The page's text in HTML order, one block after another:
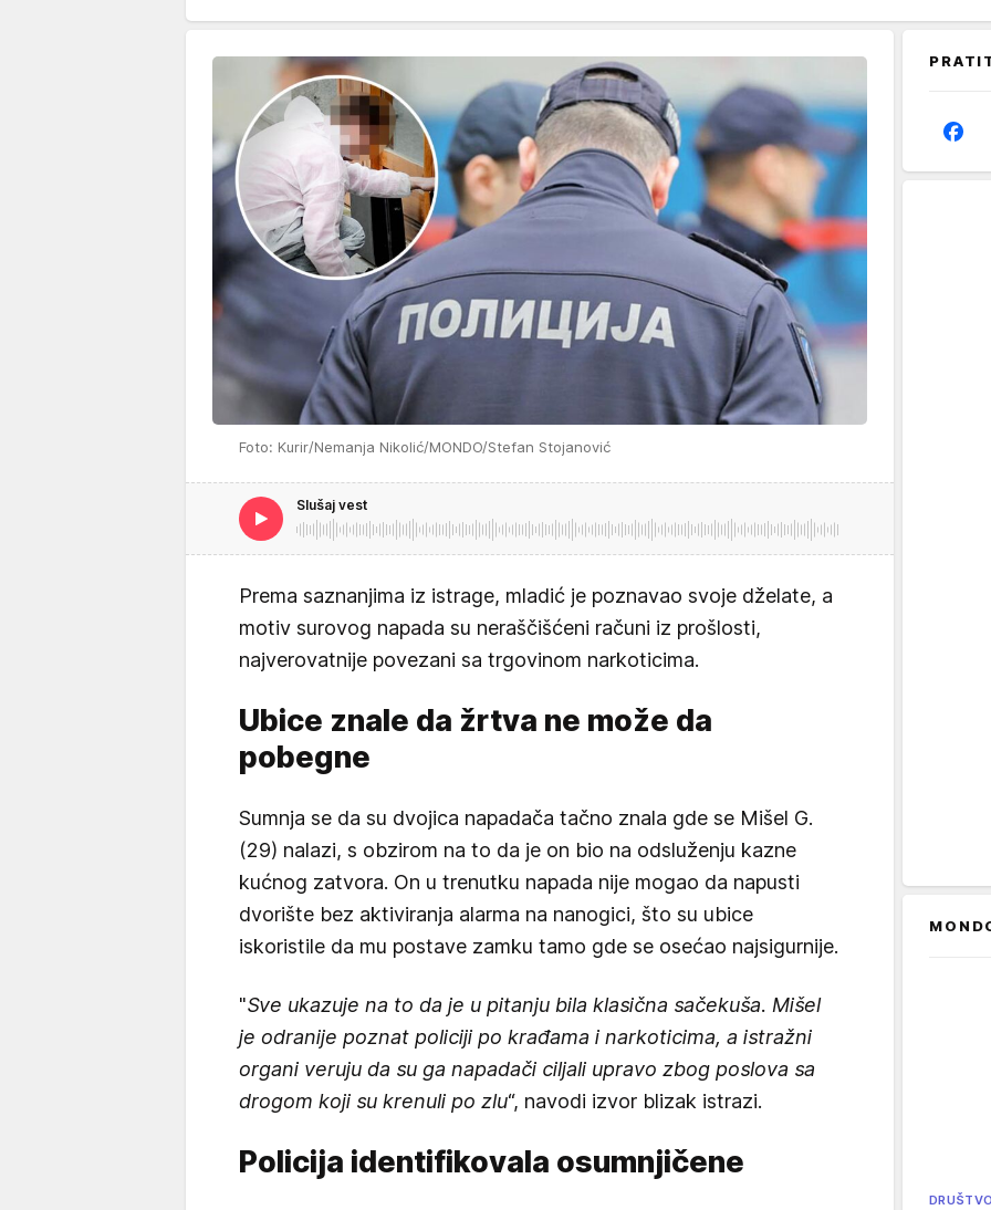
Foto: Kurir/Nemanja Nikolić/MONDO/Stefan Stojanović
Slušaj vest
Prema saznanjima iz istrage, mladić je poznavao svoje dželate, a
motiv surovog napada su neraščišćeni računi iz prošlosti,
najverovatnije povezani sa trgovinom narkoticima.
Ubice znale da žrtva ne može da
pobegne
Sumnja se da su dvojica napadača tačno znala gde se Mišel G.
(29) nalazi, s obzirom na to da je on bio na odsluženju kazne
kućnog zatvora. On u trenutku napada nije mogao da napusti
dvorište bez aktiviranja alarma na nanogici, što su ubice
iskoristile da mu postave zamku tamo gde se osećao najsigurnije.
"Sve ukazuje na to da je u pitanju bila klasična sačekuša. Mišel
je odranije poznat policiji po krađama i narkoticima, a istražni
organi veruju da su ga napadači ciljali upravo zbog poslova sa
drogom koji su krenuli po zlu“, navodi izvor blizak istrazi.
Policija identifikovala osumnjičene
DRUŠTVO